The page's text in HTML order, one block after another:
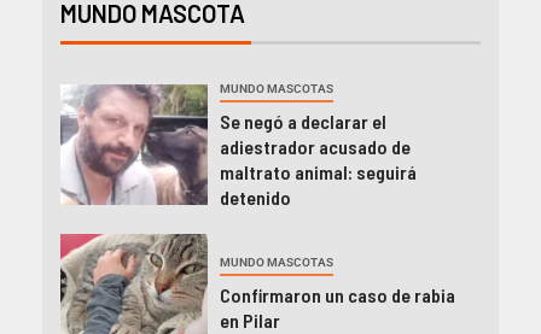
MUNDO MASCOTA
MUNDO MASCOTAS
Se negó a declarar el
adiestrador acusado de
maltrato animal: seguirá
detenido
MUNDO MASCOTAS
Confirmaron un caso de rabia
en Pilar